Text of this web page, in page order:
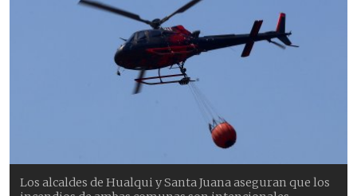
Los alcaldes de Hualqui y Santa Juana aseguran que los